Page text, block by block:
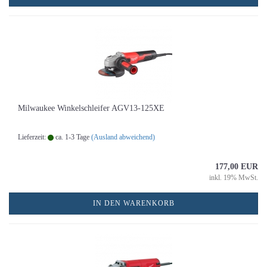
Milwaukee Winkelschleifer AGV13-125XE
Lieferzeit: ca. 1-3 Tage (Ausland abweichend)
177,00 EUR
inkl. 19% MwSt.
IN DEN WARENKORB